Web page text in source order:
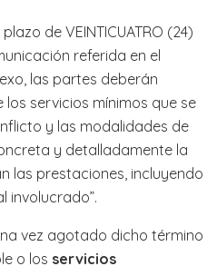
de VEINTICUATRO (24)
referida en el
las partes deberán
servicios mínimos que se
y las modalidades de
y detalladamente la
las prestaciones, incluyendo
involucrado”.
vez agotado dicho término
o los servicios